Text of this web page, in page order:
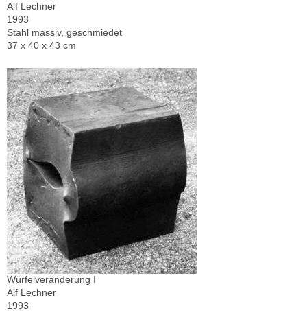
Alf Lechner
1993
Stahl massiv, geschmiedet
37 x 40 x 43 cm
Würfelveränderung I
Alf Lechner
1993